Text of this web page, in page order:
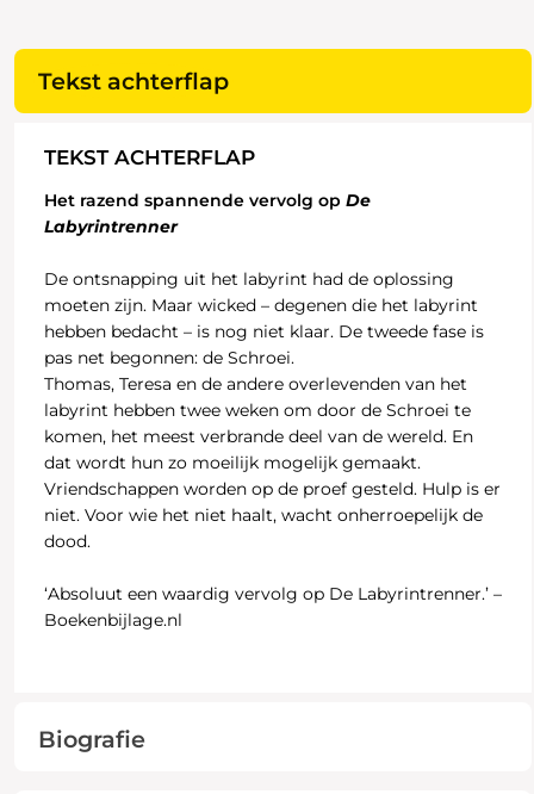
Tekst achterflap
TEKST ACHTERFLAP
Het razend spannende vervolg op De
Labyrintrenner
De ontsnapping uit het labyrint had de oplossing
moeten zijn. Maar wicked – degenen die het labyrint
hebben bedacht – is nog niet klaar. De tweede fase is
pas net begonnen: de Schroei.
Thomas, Teresa en de andere overlevenden van het
labyrint hebben twee weken om door de Schroei te
komen, het meest verbrande deel van de wereld. En
dat wordt hun zo moeilijk mogelijk gemaakt.
Vriendschappen worden op de proef gesteld. Hulp is er
niet. Voor wie het niet haalt, wacht onherroepelijk de
dood.
‘Absoluut een waardig vervolg op De Labyrintrenner.’ –
Boekenbijlage.nl
Biografie